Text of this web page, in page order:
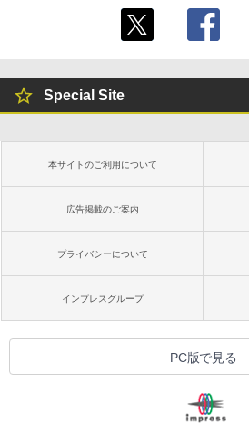
Special Site
本サイトのご利用について
広告掲載のご案内
プライバシーについて
インプレスグループ
PC版で見る